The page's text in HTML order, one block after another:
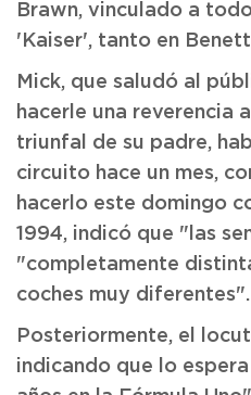
Brawn, vinculado a
'Kaiser', tanto en
Mick, que saludó al
hacerle una reverencia
triunfal de su padre,
circuito hace un mes,
hacerlo este domingo
1994, indicó que "las
"completamente
coches muy diferentes".
Posteriormente, el
indicando que lo